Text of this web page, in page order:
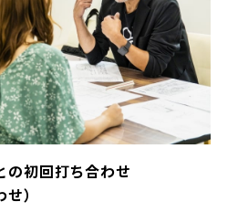
の初回打ち合わせ
せ）